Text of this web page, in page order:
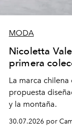
MODA
Nicoletta
primera
La marca
propuesta
y la montaña.
30.07.2026 por